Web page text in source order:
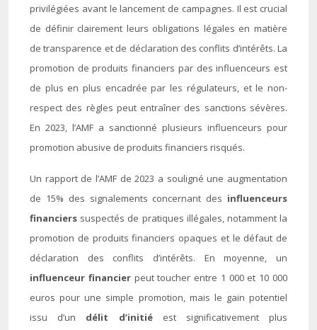
privilégiées avant le lancement de campagnes. Il est crucial
de définir clairement leurs obligations légales en matière
de transparence et de déclaration des conflits d’intérêts. La
promotion de produits financiers par des influenceurs est
de plus en plus encadrée par les régulateurs, et le non-
respect des règles peut entraîner des sanctions sévères.
En 2023, l’AMF a sanctionné plusieurs influenceurs pour
promotion abusive de produits financiers risqués.
Un rapport de l’AMF de 2023 a souligné une augmentation
de 15% des signalements concernant des influenceurs
financiers suspectés de pratiques illégales, notamment la
promotion de produits financiers opaques et le défaut de
déclaration des conflits d’intérêts. En moyenne, un
influenceur financier peut toucher entre 1 000 et 10 000
euros pour une simple promotion, mais le gain potentiel
issu d’un délit d’initié est significativement plus